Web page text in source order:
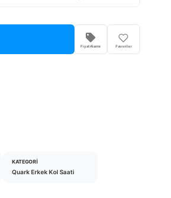
Fiyat Alarmı Favoriler
KATEGORI
Quark Erkek Kol Saati